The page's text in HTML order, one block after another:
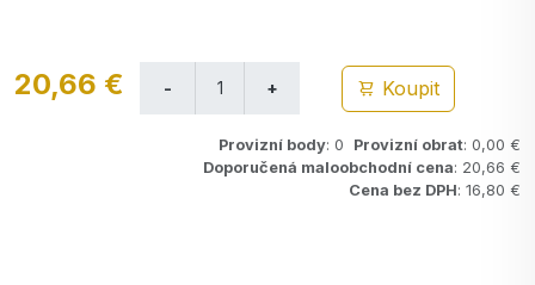
20,66 € Koupit
Provizní body: 0 Provizní obrat: 0,00 €
Doporučená maloobchodní cena: 20,66 €
Cena bez DPH: 16,80 €